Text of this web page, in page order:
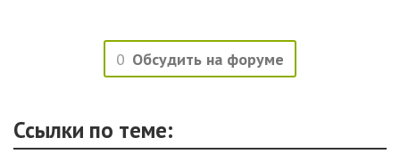
0 Обсудить на форуме
Ссылки по теме: